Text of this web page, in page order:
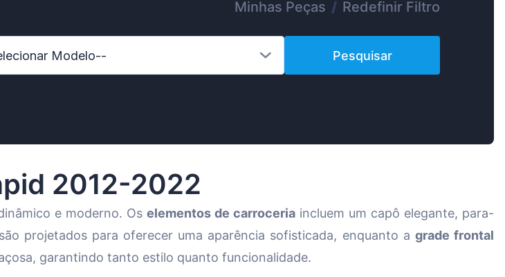
Suomen
Magyar
Lietuvių
Minhas Peças / Redefinir Filtro
Modelo-- Pesquisar
2012-2022
e moderno. Os elementos de carroceria incluem um capô elegante, para-
são projetados para oferecer uma aparência sofisticada, enquanto a grade frontal
garantindo tanto estilo quanto funcionalidade.